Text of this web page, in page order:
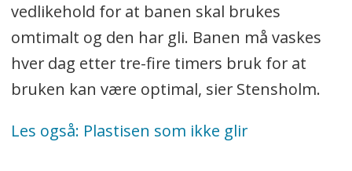
vedlikehold for at banen skal brukes
omtimalt og den har gli. Banen må vaskes
hver dag etter tre-fire timers bruk for at
bruken kan være optimal, sier Stensholm.
Les også: Plastisen som ikke glir